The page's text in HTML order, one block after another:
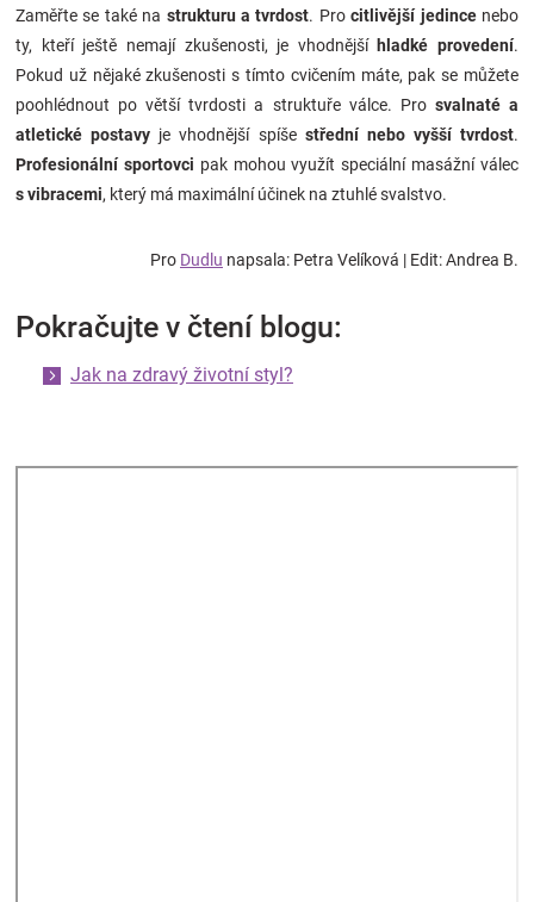
Zaměřte se také na strukturu a tvrdost. Procitlivější jedincenebo
ty, kteří ještě nemají zkušenosti, je vhodnější hladké provedení.
Pokud už nějaké zkušenosti s tímto cvičením máte, pak se můžete
poohlédnout po větší tvrdosti a struktuře válce. Pro svalnaté a
atletické postavy je vhodnější spíše střední nebo vyšší tvrdost.
Profesionální sportovci pak mohou využít speciální masážní válec
s vibracemi, který má maximální účinek na ztuhlé svalstvo.
Pro Dudlu napsala: Petra Velíková | Edit: Andrea B.
Pokračujte v čtení blogu:
Jak na zdravý životní styl?